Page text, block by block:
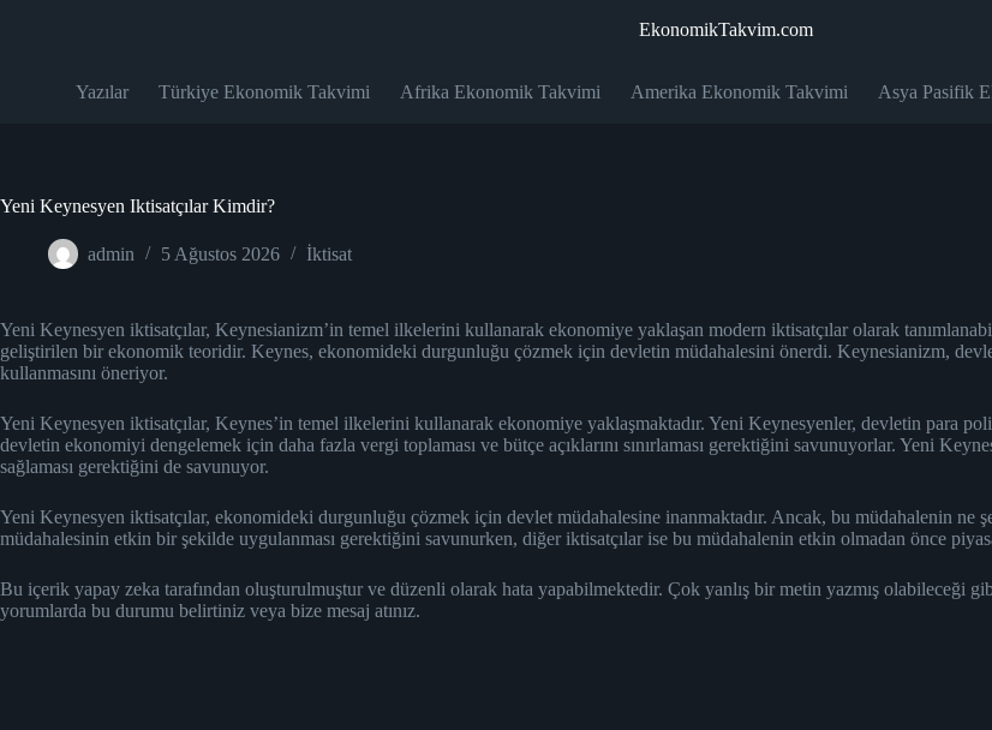
EkonomikTakvim.com
Yazılar Türkiye Ekonomik Takvimi Afrika Ekonomik Takvimi Amerika Ekonomik Takvimi Asya Pasifik
Yeni Keynesyen Iktisatçılar Kimdir?
admin 5 Ağustos 2026 İktisat
Yeni Keynesyen iktisatçılar, Keynesianizm’in temel ilkelerini kullanarak ekonomiye yaklaşan modern iktisatçılar olarak
geliştirilen bir ekonomik teoridir. Keynes, ekonomideki durgunluğu çözmek için devletin müdahalesini önerdi. Keynesianizm,
kullanmasını öneriyor.
Yeni Keynesyen iktisatçılar, Keynes’in temel ilkelerini kullanarak ekonomiye yaklaşmaktadır. Yeni Keynesyenler, devletin para
devletin ekonomiyi dengelemek için daha fazla vergi toplaması ve bütçe açıklarını sınırlaması gerektiğini savunuyorlar. Yeni
sağlaması gerektiğini de savunuyor.
Yeni Keynesyen iktisatçılar, ekonomideki durgunluğu çözmek için devlet müdahalesine inanmaktadır. Ancak, bu müdahalenin ne
müdahalesinin etkin bir şekilde uygulanması gerektiğini savunurken, diğer iktisatçılar ise bu müdahalenin etkin olmadan önce
Bu içerik yapay zeka tarafından oluşturulmuştur ve düzenli olarak hata yapabilmektedir. Çok yanlış bir metin yazmış olabileceği
yorumlarda bu durumu belirtiniz veya bize mesaj atınız.